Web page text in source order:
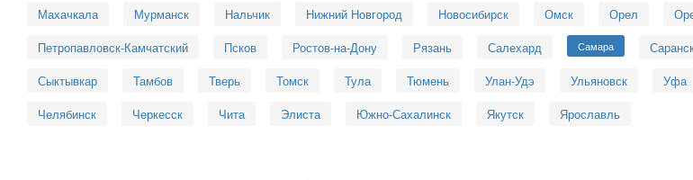
Махачкала
Мурманск Нальчик Нижний Новгород Новосибирск Омск Орел
Петропавловск-Камчатский
Псков Ростов-на-Дону Рязань Салехард Самара
Сыктывкар
Тамбов Тверь Томск Тула Тюмень Улан-Удэ Ульяновск Уфа
Челябинск
Черкесск Чита Элиста Южно-Сахалинск Якутск Ярославль